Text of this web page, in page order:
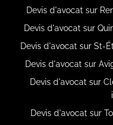
Devis d'avocat sur
Devis d'avocat sur
Devis d'avocat sur St-
Devis d'avocat sur
Devis d'avocat sur
Devis d'avocat sur